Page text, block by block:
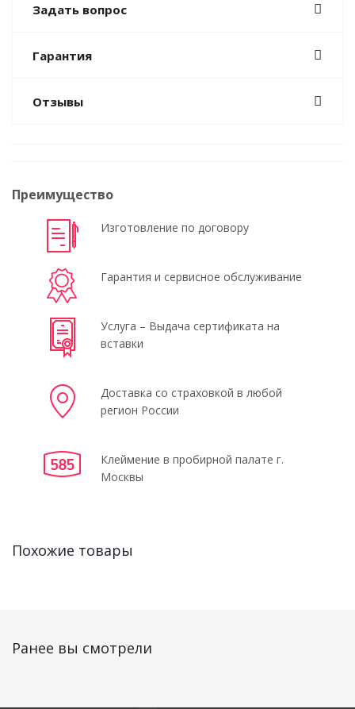
Задать вопрос
Гарантия
Отзывы
Преимущество
Изготовление по договору
Гарантия и сервисное обслуживание
Услуга – Выдача сертификата на
вставки
Доставка со страховкой в любой
регион России
Клеймение в пробирной палате г.
Москвы
Похожие товары
Ранее вы смотрели